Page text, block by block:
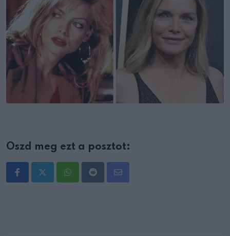
Oszd meg ezt a posztot:
WhatsappRedditShare